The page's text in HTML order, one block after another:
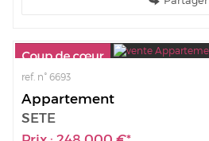
ref. n° 6693
Appartement
SETE